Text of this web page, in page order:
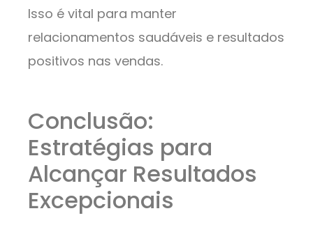
Isso é vital para manter
relacionamentos saudáveis e resultados
positivos nas vendas.
Conclusão:
Estratégias para
Alcançar Resultados
Excepcionais